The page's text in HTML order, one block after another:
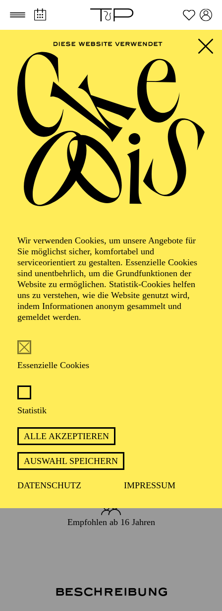
Zum Hauptinhalt springen Zum Footer springen
Wir verwenden Cookies, um unsere Angebote für
Sie möglichst sicher, komfortabel und
serviceorientiert zu gestalten. Essenzielle Cookies
sind unentbehrlich, um die Grundfunktionen der
Website zu ermöglichen. Statistik-Cookies helfen
uns zu verstehen, wie die Website genutzt wird,
indem Informationen anonym gesammelt und
gemeldet werden.
Essenzielle Cookies
Statistik
ALLE AKZEPTIEREN
AUSWAHL SPEICHERN
DATENSCHUTZ IMPRESSUM
SCHAUSPIEL ESSEN
Uraufführung
Stahlgipfel
von Frieda Lange, Joosten Ellée, Emil Borgeest und
Cora Durmann
Koproduktion mit der Ruhrtriennale
FRAGT, WAS BLEIBT, WENN ARBEIT
VERSCHWINDEN
PREMIERE
25. September 2026
Empfohlen ab 16 Jahren
Beschreibung